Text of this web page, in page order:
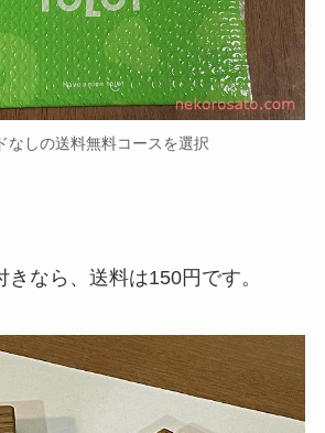
なしの送料無料コースを選択
なら、送料は150円です。